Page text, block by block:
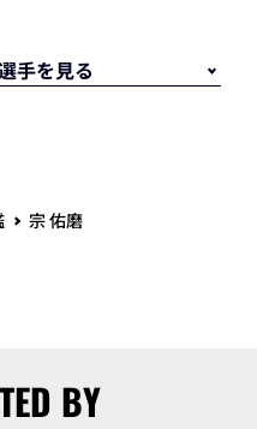
宗 佑磨
BY